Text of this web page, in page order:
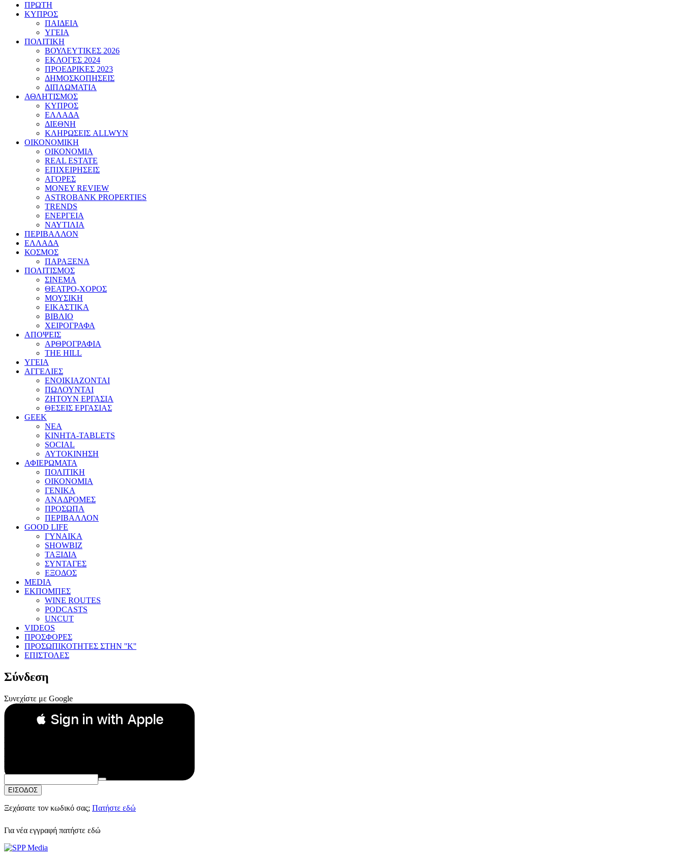
ΠΡΩΤΗ
ΚΥΠΡΟΣ
ΠΑΙΔΕΙΑ
ΥΓΕΙΑ
ΠΟΛΙΤΙΚΗ
ΒΟΥΛΕΥΤΙΚΕΣ 2026
ΕΚΛΟΓΕΣ 2024
ΠΡΟΕΔΡΙΚΕΣ 2023
ΔΗΜΟΣΚΟΠΗΣΕΙΣ
ΔΙΠΛΩΜΑΤΙΑ
ΑΘΛΗΤΙΣΜΟΣ
ΚΥΠΡΟΣ
ΕΛΛΑΔΑ
ΔΙΕΘΝΗ
ΚΛΗΡΩΣΕΙΣ ALLWYN
ΟΙΚΟΝΟΜΙΚΗ
ΟΙΚΟΝΟΜΙΑ
REAL ESTATE
ΕΠΙΧΕΙΡΗΣΕΙΣ
ΑΓΟΡΕΣ
MONEY REVIEW
ASTROBANK PROPERTIES
TRENDS
ΕΝΕΡΓΕΙΑ
ΝΑΥΤΙΛΙΑ
ΠΕΡΙΒΑΛΛΟΝ
ΕΛΛΑΔΑ
ΚΟΣΜΟΣ
ΠΑΡΑΞΕΝΑ
ΠΟΛΙΤΙΣΜΟΣ
ΣΙΝΕΜΑ
ΘΕΑΤΡΟ-ΧΟΡΟΣ
ΜΟΥΣΙΚΗ
ΕΙΚΑΣΤΙΚΑ
ΒΙΒΛΙΟ
ΧΕΙΡΟΓΡΑΦΑ
ΑΠΟΨΕΙΣ
ΑΡΘΡΟΓΡΑΦΙΑ
THE HILL
ΥΓΕΙΑ
ΑΓΓΕΛΙΕΣ
ΕΝΟΙΚΙΑΖΟΝΤΑΙ
ΠΩΛΟΥΝΤΑΙ
ΖΗΤΟΥΝ ΕΡΓΑΣΙΑ
ΘΕΣΕΙΣ ΕΡΓΑΣΙΑΣ
GEEK
ΝΕΑ
ΚΙΝΗΤΑ-TABLETS
SOCIAL
ΑΥΤΟΚΙΝΗΣΗ
ΑΦΙΕΡΩΜΑΤΑ
ΠΟΛΙΤΙΚΗ
ΟΙΚΟΝΟΜΙΑ
ΓΕΝΙΚΑ
ΑΝΑΔΡΟΜΕΣ
ΠΡΟΣΩΠΑ
ΠΕΡΙΒΑΛΛΟΝ
GOOD LIFE
ΓΥΝΑΙΚΑ
SHOWBIZ
ΤΑΞΙΔΙΑ
ΣΥΝΤΑΓΕΣ
ΕΞΟΔΟΣ
MEDIA
ΕΚΠΟΜΠΕΣ
WINE ROUTES
PODCASTS
UNCUT
VIDEOS
ΠΡΟΣΦΟΡΕΣ
ΠΡΟΣΩΠΙΚΟΤΗΤΕΣ ΣΤΗΝ ''Κ''
ΕΠΙΣΤΟΛΕΣ
Σύνδεση
Συνεχίστε με Google
 Sign in with Apple
Συνεχίστε με Apple
ή
Email:
Κωδικός Πρόσβασης:
ΕΙΣΟΔΟΣ
Ξεχάσατε τον κωδικό σας; Πατήστε εδώ
Για νέα εγγραφή πατήστε εδώ